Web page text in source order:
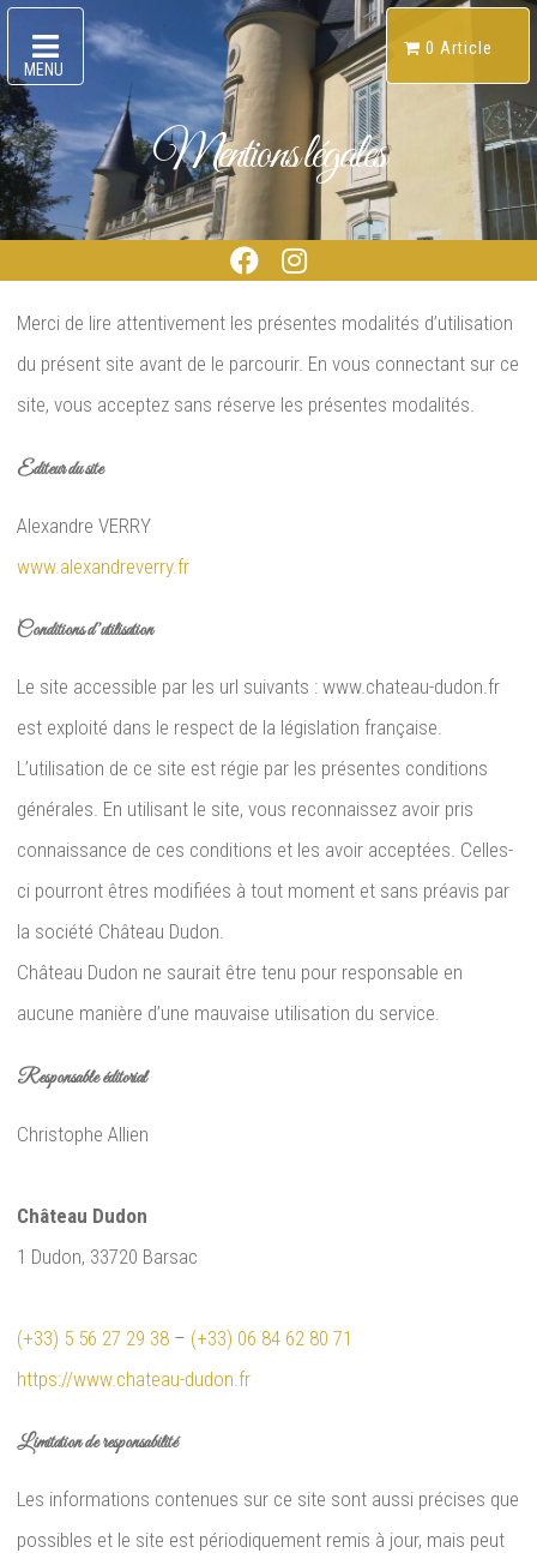
Skip
content
FacebookInstagram
Mentions légales
MENU
Gallien de château Dudon
Récolte
0 Article
Merci de lire attentivement les présentes modalités d’utilisation
du présent site avant de le parcourir. En vous connectant sur ce
site, vous acceptez sans réserve les présentes modalités.
Editeur du site
Alexandre VERRY
www.alexandreverry.fr
Conditions d’utilisation
Le site accessible par les url suivants : www.chateau-dudon.fr
est exploité dans le respect de la législation française.
L’utilisation de ce site est régie par les présentes conditions
générales. En utilisant le site, vous reconnaissez avoir pris
connaissance de ces conditions et les avoir acceptées. Celles-
ci pourront êtres modifiées à tout moment et sans préavis par
la société Château Dudon.
Château Dudon ne saurait être tenu pour responsable en
aucune manière d’une mauvaise utilisation du service.
Responsable éditorial
Christophe Allien
Château Dudon
1 Dudon, 33720 Barsac
(+33) 5 56 27 29 38 – (+33) 06 84 62 80 71
https://www.chateau-dudon.fr
Limitation de responsabilité
Les informations contenues sur ce site sont aussi précises que
possibles et le site est périodiquement remis à jour, mais peut